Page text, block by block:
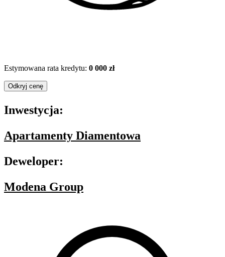
Estymowana rata kredytu: 0 000 zł
Odkryj cenę
Inwestycja:
Apartamenty Diamentowa
Deweloper:
Modena Group